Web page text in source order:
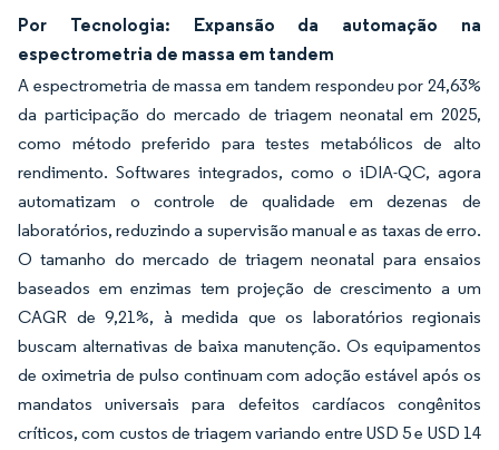
Por Tecnologia: Expansão da automação na
espectrometria de massa em tandem
A espectrometria de massa em tandem respondeu por 24,63%
da participação do mercado de triagem neonatal em 2025,
como método preferido para testes metabólicos de alto
rendimento. Softwares integrados, como o iDIA-QC, agora
automatizam o controle de qualidade em dezenas de
laboratórios, reduzindo a supervisão manual e as taxas de erro.
O tamanho do mercado de triagem neonatal para ensaios
baseados em enzimas tem projeção de crescimento a um
CAGR de 9,21%, à medida que os laboratórios regionais
buscam alternativas de baixa manutenção. Os equipamentos
de oximetria de pulso continuam com adoção estável após os
mandatos universais para defeitos cardíacos congênitos
críticos, com custos de triagem variando entre USD 5 e USD 14